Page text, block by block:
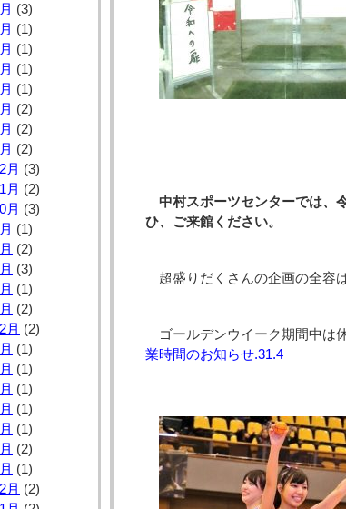
(3)
(1)
(1)
(1)
(1)
(2)
(2)
(2)
月 (3)
月 (2)
月 (3)
(1)
(2)
(3)
(1)
(2)
月 (2)
(1)
(1)
(1)
(1)
(1)
(2)
(1)
月 (2)
中村スポーツセンターでは、
ひ、ご来館ください。
超盛りだくさんの企画の全容
ゴールデンウイーク期間中
業時間のお知らせ.31.4